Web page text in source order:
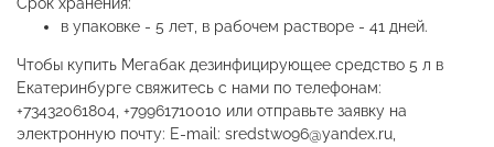
Срок хранения:
в упаковке - 5 лет, в рабочем растворе - 41 дней.
Чтобы купить Мегабак дезинфицирующее средство 5 л в
Екатеринбурге свяжитесь с нами по телефонам:
+73432061804, +79961710010 или отправьте заявку на
электронную почту: E-mail: sredstwo96@yandex.ru,